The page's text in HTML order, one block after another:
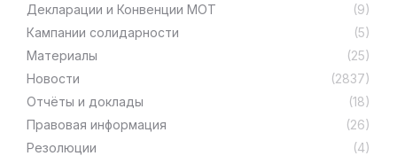
Декларации и Конвенции МОТ
(9)
Кампании солидарности
(5)
Материалы
(25)
Новости
(2837)
Отчёты и доклады
(18)
Правовая информация
(26)
Резолюции
(4)